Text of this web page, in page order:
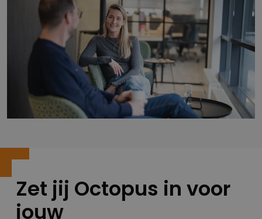
Zet jij Octopus in voor
jouw